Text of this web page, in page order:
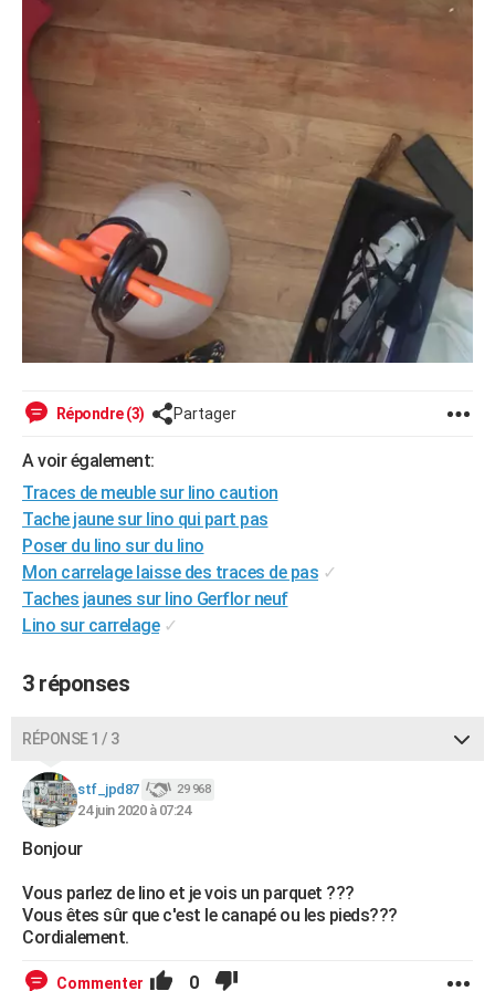
Répondre (3) Partager
A voir également:
Traces de meuble sur lino caution
Tache jaune sur lino qui part pas
Poser du lino sur du lino
Mon carrelage laisse des traces de pas ✓
Taches jaunes sur lino Gerflor neuf
Lino sur carrelage ✓
3 réponses
RÉPONSE 1 / 3
stf_jpd87 29 968
24 juin 2020 à 07:24
Bonjour
Vous parlez de lino et je vois un parquet ???
Vous êtes sûr que c'est le canapé ou les pieds???
Cordialement.
Commenter 0